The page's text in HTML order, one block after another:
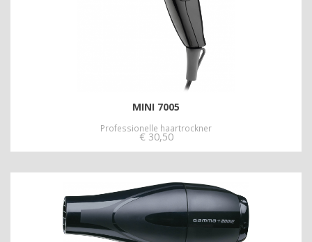
MINI 7005
Professionelle haartrockner
€ 30,50